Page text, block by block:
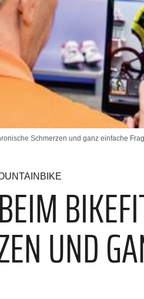
Schmerzen und ganz einfache
UND